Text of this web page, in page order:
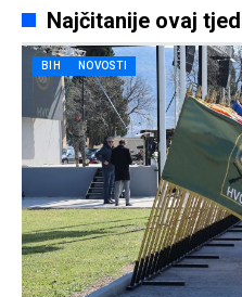
Najčitanije ovaj
BIH NOVOSTI